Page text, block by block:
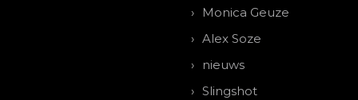
Monica Geuze
Alex Soze
nieuws
Slingshot